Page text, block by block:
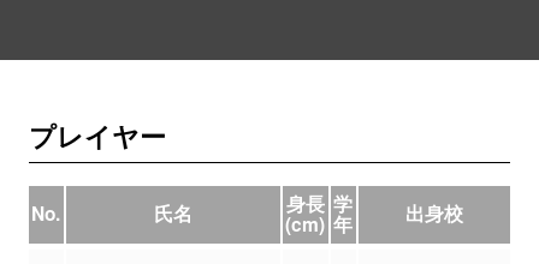
プレイヤー
No. 氏名 身長
(cm)
学
年 出身校